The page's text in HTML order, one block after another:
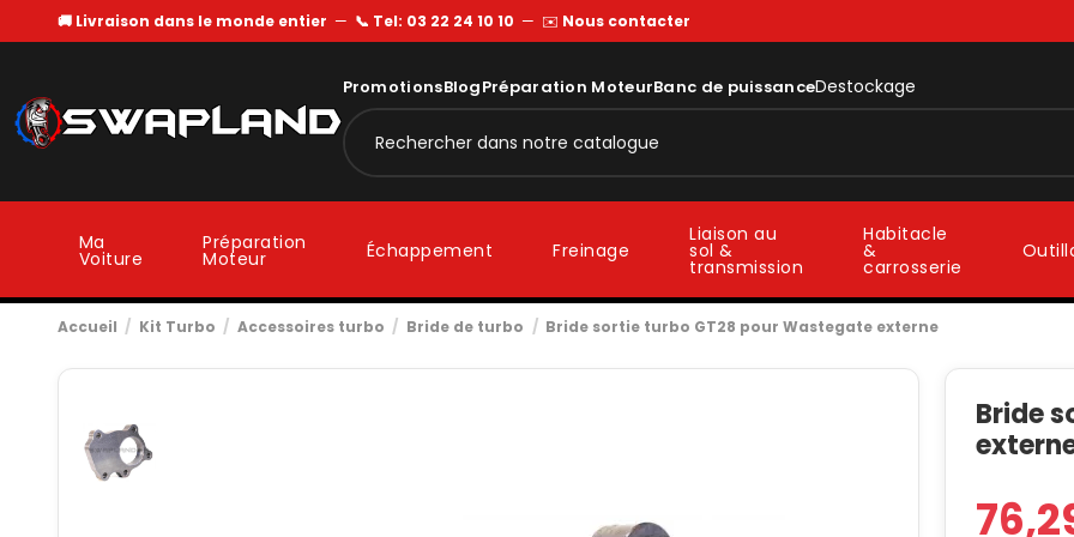
🚚 Livraison dans le monde entier — 📞 Tel: 03 22 24 10 10 — ✉️ Nous contacter
PromotionsBlogPréparation MoteurBanc de puissanceDestockage
Ma
Voiture
Préparation
Moteur Échappement Freinage
Liaison au
sol &
transmission
Habitacle
&
carrosserie
Accueil Kit Turbo Accessoires turbo Bride de turbo Bride sortie turbo GT28 pour Wastegate externe
Bride